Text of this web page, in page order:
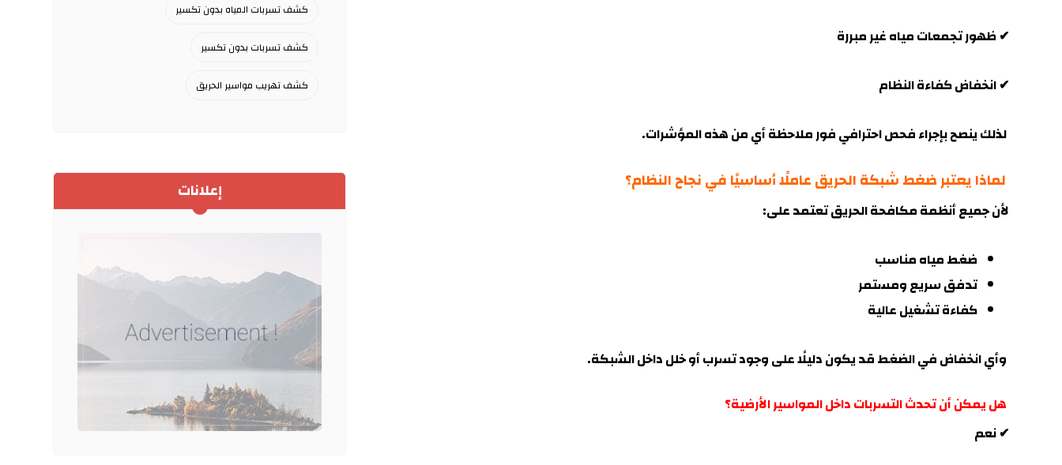
✔ ظهور تجمعات مياه غير مبررة
✔ انخفاض كفاءة النظام
لذلك ينصح بإجراء فحص احترافي فور ملاحظة أي من هذه المؤشرات.
لماذا يعتبر ضغط شبكة الحريق عاملًا أساسيًا في نجاح النظام؟
لأن جميع أنظمة مكافحة الحريق تعتمد على:
ضغط مياه مناسب
تدفق سريع ومستمر
كفاءة تشغيل عالية
وأي انخفاض في الضغط قد يكون دليلًا على وجود تسرب أو خلل داخل الشبكة.
هل يمكن أن تحدث التسربات داخل المواسير الأرضية؟
✔ نعم
كشف تسربات المياه بدون تكسير
كشف تسربات بدون تكسير
كشف تهريب مواسير الحريق
إعلانات